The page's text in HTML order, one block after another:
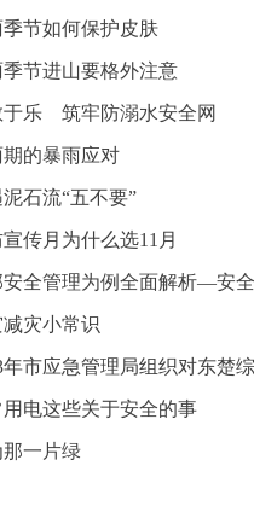
节如何保护皮肤
节进山要格外注意
于乐 筑牢防溺水安全网
的暴雨应对
石流“五不要”
传月为什么选11月
安全管理为例全面解析—安
减灾小常识
年市应急管理局组织对东楚
用电这些关于安全的事
那一片绿